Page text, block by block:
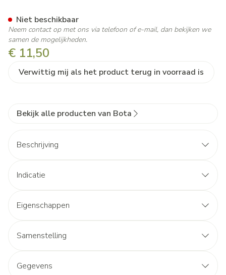
€ 11,50
Verwittig mij als het product terug in voorraad is
Niet beschikbaar
Neem contact op met ons via telefoon of e-mail, dan bekijken we
samen de mogelijkheden.
Bekijk alle producten van Bota
Beschrijving
Indicatie
Eigenschappen
Samenstelling
Gegevens